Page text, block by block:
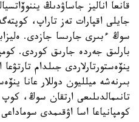
قانعا اناليز جاساۋدىڭ
جايلى اقپارات تەز تاراپ،
سوڭ ءبىرى جارىسا جازدى.
بارلىق جەردە جارىق كوردى.
ينۆەستورتارلاردى جىلدام
بىرنەشە ميلليون دوللار عانا
تانىمالدىلىعى ارتقان سوڭ، كوپ
كومپانياعا اسا اۋقىمدى